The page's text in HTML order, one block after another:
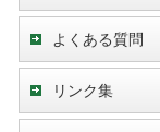
よくある質問
リンク集